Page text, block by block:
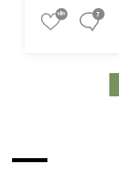
181 7